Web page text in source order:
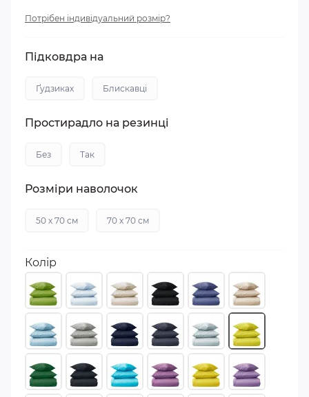
Потрібен індивідуальний розмір?
Підковдра на
Ґудзиках Блискавці
Простирадло на резинці
Без Так
Розміри наволочок
50 х 70 см 70 х 70 см
Колір